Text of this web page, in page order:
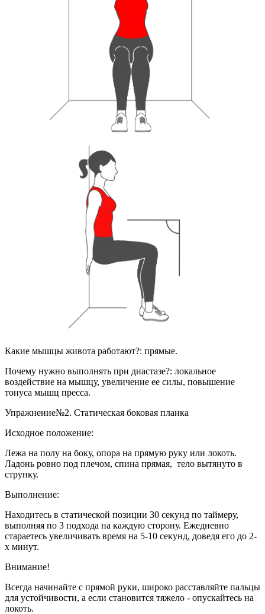
Какие мышцы живота работают?: прямые.
Почему нужно выполнять при диастазе?: локальное
воздействие на мышцу, увеличение ее силы, повышение
тонуса мышц пресса.
Упражнение№2. Статическая боковая планка
Исходное положение:
Лежа на полу на боку, опора на прямую руку или локоть.
Ладонь ровно под плечом, спина прямая, тело вытянуто в
струнку.
Выполнение:
Находитесь в статической позиции 30 секунд по таймеру,
выполняя по 3 подхода на каждую сторону. Ежедневно
стараетесь увеличивать время на 5-10 секунд, доведя его до 2-
х минут.
Внимание!
Всегда начинайте с прямой руки, широко расставляйте пальцы
для устойчивости, а если становится тяжело - опускайтесь на
локоть.